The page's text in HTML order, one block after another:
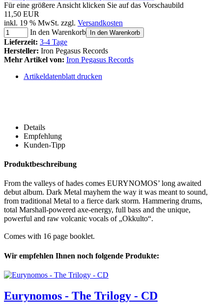
Für eine größere Ansicht klicken Sie auf das Vorschaubild
11,50 EUR
inkl. 19 % MwSt. zzgl. Versandkosten
In den Warenkorb
In den Warenkorb
Lieferzeit: 3-4 Tage
Hersteller: Iron Pegasus Records
Mehr Artikel von: Iron Pegasus Records
Artikeldatenblatt drucken
Details
Empfehlung
Kunden-Tipp
Produktbeschreibung
From the valleys of hades comes EURYNOMOS’ long awaited
debut album. Dark Metal mayhem the way it was meant to sound,
from traditional Metal to a fierce dark storm. Hammering drums,
total Marshall-powered axe-energy, full bass and the unique,
powerful and raw volcanic vocals of „Okkulto“.
Comes with 16 page booklet.
Wir empfehlen Ihnen noch folgende Produkte:
Eurynomos - The Trilogy - CD